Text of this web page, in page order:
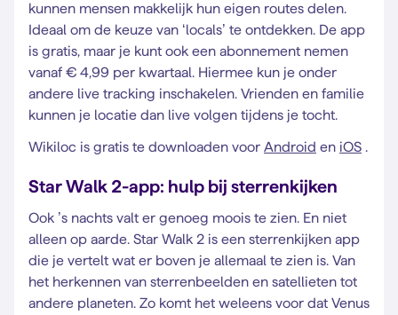
kunnen mensen makkelijk hun eigen routes delen.
Ideaal om de keuze van ‘locals’ te ontdekken. De app
is gratis, maar je kunt ook een abonnement nemen
vanaf € 4,99 per kwartaal. Hiermee kun je onder
andere live tracking inschakelen. Vrienden en familie
kunnen je locatie dan live volgen tijdens je tocht.
Wikiloc is gratis te downloaden voor Android en iOS .
Star Walk 2-app: hulp bij sterrenkijken
Ook ’s nachts valt er genoeg moois te zien. En niet
alleen op aarde. Star Walk 2 is een sterrenkijken app
die je vertelt wat er boven je allemaal te zien is. Van
het herkennen van sterrenbeelden en satellieten tot
andere planeten. Zo komt het weleens voor dat Venus